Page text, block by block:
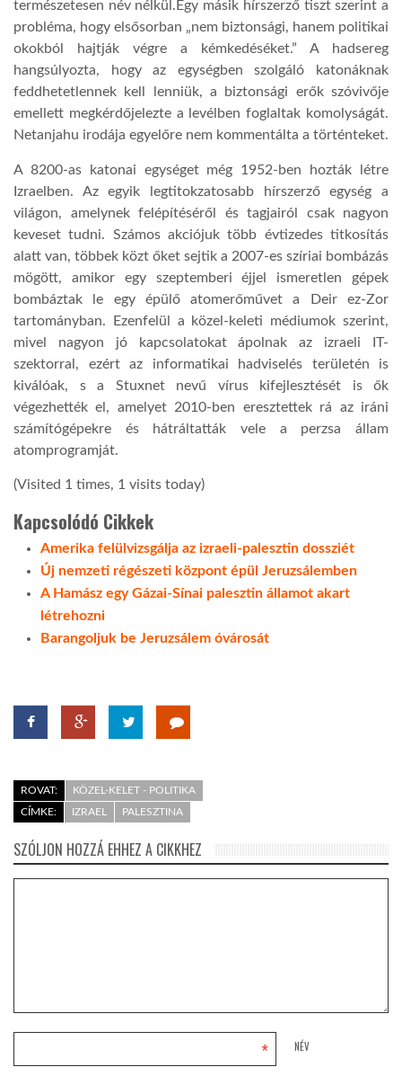
természetesen név nélkül.Egy másik hírszerző tiszt szerint a
probléma, hogy elsősorban „nem biztonsági, hanem politikai
okokból hajtják végre a kémkedéséket.” A hadsereg
hangsúlyozta, hogy az egységben szolgáló katonáknak
feddhetetlennek kell lenniük, a biztonsági erők szóvivője
emellett megkérdőjelezte a levélben foglaltak komolyságát.
Netanjahu irodája egyelőre nem kommentálta a történteket.
A 8200-as katonai egységet még 1952-ben hozták létre
Izraelben. Az egyik legtitokzatosabb hírszerző egység a
világon, amelynek felépítéséről és tagjairól csak nagyon
keveset tudni. Számos akciójuk több évtizedes titkosítás
alatt van, többek közt őket sejtik a 2007-es szíriai bombázás
mögött, amikor egy szeptemberi éjjel ismeretlen gépek
bombáztak le egy épülő atomerőművet a Deir ez-Zor
tartományban. Ezenfelül a közel-keleti médiumok szerint,
mivel nagyon jó kapcsolatokat ápolnak az izraeli IT-
szektorral, ezért az informatikai hadviselés területén is
kiválóak, s a Stuxnet nevű vírus kifejlesztését is ők
végezhették el, amelyet 2010-ben eresztettek rá az iráni
számítógépekre és hátráltatták vele a perzsa állam
atomprogramját.
(Visited 1 times, 1 visits today)
Kapcsolódó Cikkek
Amerika felülvizsgálja az izraeli-palesztin dossziét
Új nemzeti régészeti központ épül Jeruzsálemben
A Hamász egy Gázai-Sínai palesztin államot akart
létrehozni
Barangoljuk be Jeruzsálem óvárosát
ROVAT:
KÖZEL-KELET - POLITIKA
CÍMKE:
IZRAEL PALESZTINA
SZÓLJON HOZZÁ EHHEZ A CIKKHEZ
NÉV
*